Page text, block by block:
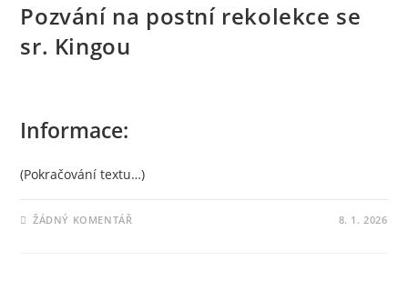
Pozvání na postní rekolekce se
sr. Kingou
Informace:
(Pokračování textu…)
ŽÁDNÝ KOMENTÁŘ 8. 1. 2026